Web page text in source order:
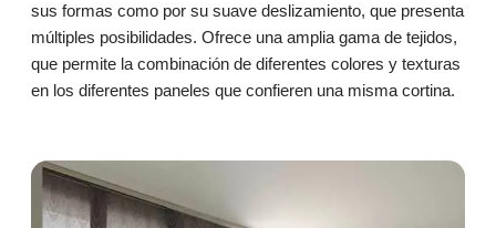
sus formas como por su suave deslizamiento, que presenta
múltiples posibilidades. Ofrece una amplia gama de tejidos,
que permite la combinación de diferentes colores y texturas
en los diferentes paneles que confieren una misma cortina.